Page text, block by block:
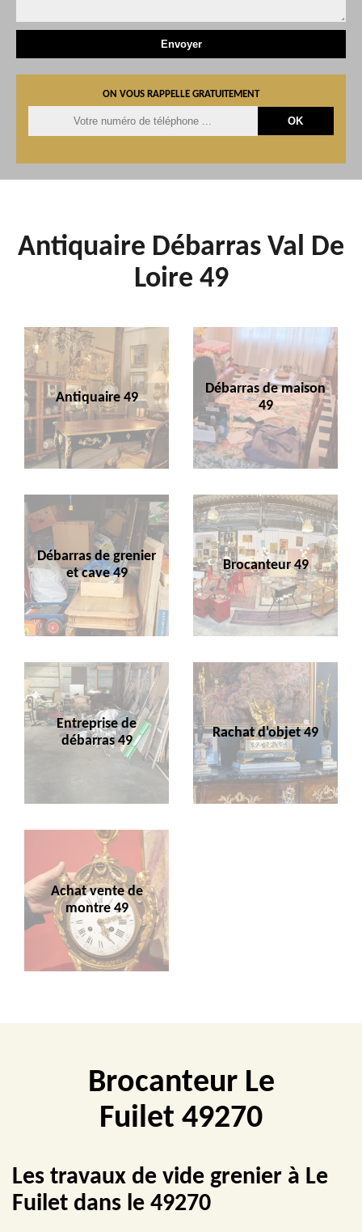
ON VOUS RAPPELLE GRATUITEMENT
Antiquaire Débarras Val De
Loire 49
Antiquaire 49
Débarras de maison
49
Débarras de grenier
et cave 49
Brocanteur 49
Entreprise de
débarras 49
Rachat d'objet 49
Achat vente de
montre 49
Brocanteur Le
Fuilet 49270
Les travaux de vide grenier à Le
Fuilet dans le 49270